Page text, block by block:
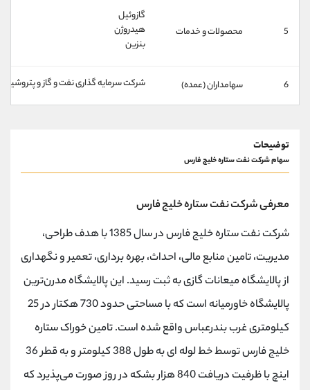
5 محصولات و خدمات
گازوئیل
هیدروژن
بنزین
6 سهامداران (عمده) شرکت سرمایه گذاری نفت و گاز و پتروشیمی
توضیحات
سهام شرکت نفت ستاره خلیج فارس
معرفی شرکت نفت ستاره خلیج فارس
شرکت نفت ستاره خلیج فارس در سال 1385 با هدف طراحی،
مدیریت، تامین منابع مالی، احداث، بهره برداری، تعمیر و نگهداری
از پالایشگاه میعانات گازی به ثبت رسید. این پالایشگاه مدرن‌ترین
پالایشگاه خاورمیانه است که با مساحتی حدود 730 هکتار در 25
کیلومتری غرب بندرعباس واقع شده است. تامین خوراک ستاره
خلیج فارس توسط خط لوله ای به طول 388 کیلومتر و به قطر 36
اینچ با ظرفیت دریافت 840 هزار بشکه در روز صورت می‌پذیرد که